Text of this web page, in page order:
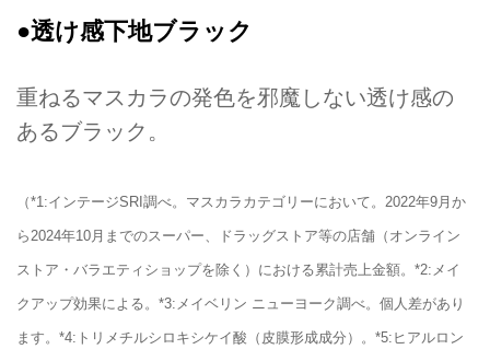
●透け感下地ブラック
重ねるマスカラの発色を邪魔しない透け感の
あるブラック。
（*1:インテージSRI調べ。マスカラカテゴリーにおいて。2022年9月か
ら2024年10月までのスーパー、ドラッグストア等の店舗（オンライン
ストア・バラエティショップを除く）における累計売上金額。*2:メイ
クアップ効果による。*3:メイベリン ニューヨーク調べ。個人差があり
ます。*4:トリメチルシロキシケイ酸（皮膜形成成分）。*5:ヒアルロン